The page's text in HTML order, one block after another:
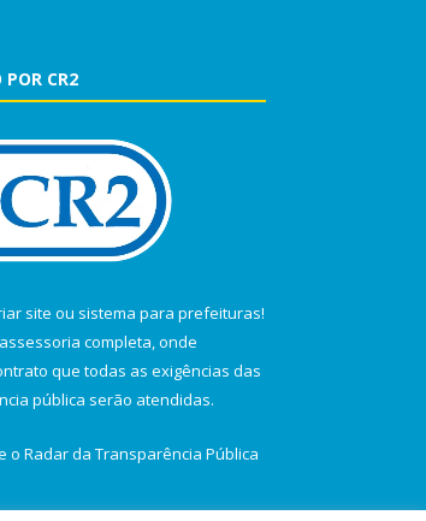
POR CR2
site ou sistema para prefeituras!
assessoria completa, onde
que todas as exigências das
pública serão atendidas.
o Radar da Transparência Pública